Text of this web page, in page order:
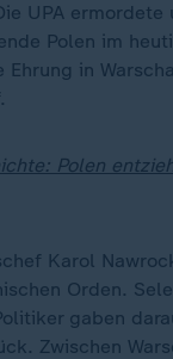
UPA ermordete
Polen im
Ehrung in
Polen
Karol
Orden.
gaben
Zwischen